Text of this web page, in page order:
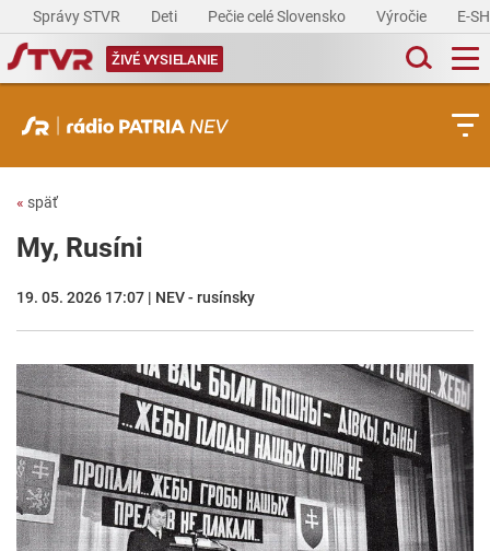
Správy STVR Deti Pečie celé Slovensko Výročie E-
ŽIVÉ VYSIELANIE
« späť
My, Rusíni
19. 05. 2026 17:07 | NEV - rusínsky